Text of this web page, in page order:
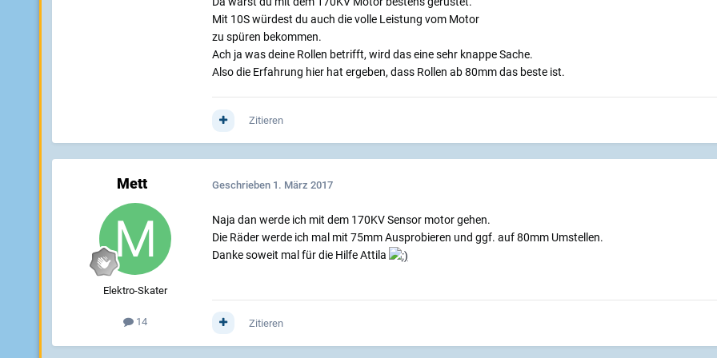
Mit 10S würdest du auch die volle Leistung vom Motor
zu spüren bekommen.
Ach ja was deine Rollen betrifft, wird das eine sehr knappe Sache.
Also die Erfahrung hier hat ergeben, dass Rollen ab 80mm das beste ist.
Zitieren
Mett
Elektro-Skater
14
Geschrieben 1. März 2017
Naja dan werde ich mit dem 170KV Sensor motor gehen.
Die Räder werde ich mal mit 75mm Ausprobieren und ggf. auf 80mm Umstellen.
Danke soweit mal für die Hilfe Attila
Zitieren